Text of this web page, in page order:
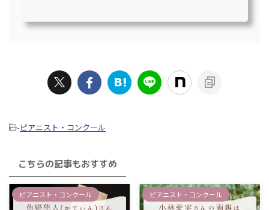
コンクールを引退しちゃうんだろう…？亀井さんの演奏の魅力や、これから
-ピアニスト・コンクール
こちらの記事もおすすめ
ピアニスト・コンクール ピアニスト・コンクール